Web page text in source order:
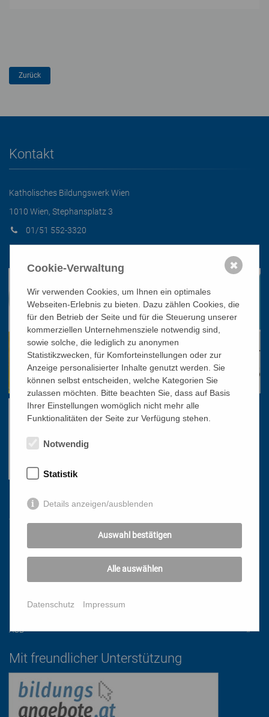
Kontakt
Katholisches Bildungswerk Wien
1010 Wien, Stephansplatz 3
01/51 552-3320
Links
NEWSLETTER
AGB
Mit freundlicher Unterstützung
Cookie-Verwaltung
Wir verwenden Cookies, um Ihnen ein optimales
Webseiten-Erlebnis zu bieten. Dazu zählen Cookies, die
für den Betrieb der Seite und für die Steuerung unserer
kommerziellen Unternehmensziele notwendig sind,
sowie solche, die lediglich zu anonymen
Statistikzwecken, für Komforteinstellungen oder zur
Anzeige personalisierter Inhalte genutzt werden. Sie
können selbst entscheiden, welche Kategorien Sie
zulassen möchten. Bitte beachten Sie, dass auf Basis
Ihrer Einstellungen womöglich nicht mehr alle
Funktionalitäten der Seite zur Verfügung stehen.
Notwendig
Statistik
Details anzeigen/ausblenden
Auswahl bestätigen
Alle auswählen
Datenschutz Impressum
✖